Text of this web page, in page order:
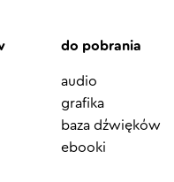
do pobrania
audio
grafika
baza dźwięków
ebooki